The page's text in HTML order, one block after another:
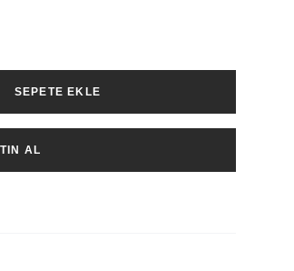
SEPETE EKLE
AL